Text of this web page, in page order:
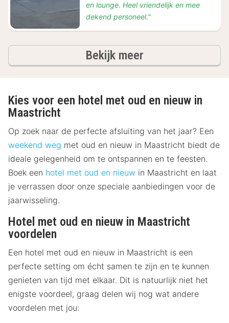
en lounge. Heel vriendelijk en mee
dekend personeel."
Bekijk meerhotels
Kies voor een hotel met oud en nieuw in
Maastricht
Op zoek naar de perfecte afsluiting van het jaar? Een
weekend weg met oud en nieuw in Maastricht biedt de
ideale gelegenheid om te ontspannen en te feesten.
Boek een hotel met oud en nieuw in Maastricht en laat
je verrassen door onze speciale aanbiedingen voor de
jaarwisseling.
Hotel met oud en nieuw in Maastricht
voordelen
Een hotel met oud en nieuw in Maastricht is een
perfecte setting om écht samen te zijn en te kunnen
genieten van tijd met elkaar. Dit is natuurlijk niet het
enigste voordeel, graag delen wij nog wat andere
voordelen met jou: